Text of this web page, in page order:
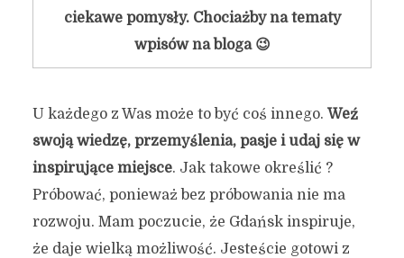
ciekawe pomysły. Chociażby na tematy
wpisów na bloga 😉
U każdego z Was może to być coś innego. Weź
swoją wiedzę, przemyślenia, pasje i udaj się w
inspirujące miejsce. Jak takowe określić ?
Próbować, ponieważ bez próbowania nie ma
rozwoju. Mam poczucie, że Gdańsk inspiruje,
że daje wielką możliwość. Jesteście gotowi z